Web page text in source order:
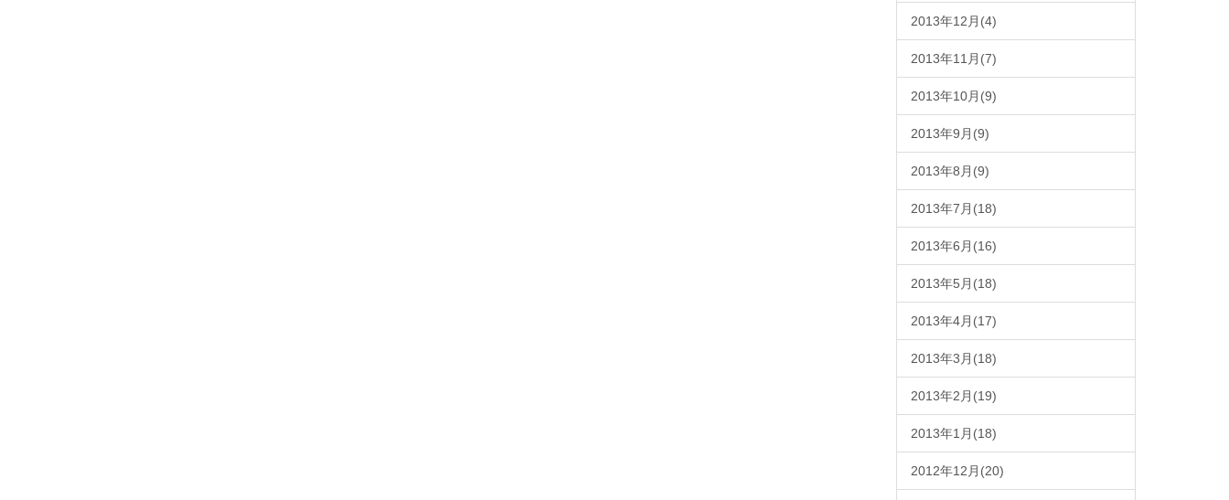
2013年12月(4)
2013年11月(7)
2013年10月(9)
2013年9月(9)
2013年8月(9)
2013年7月(18)
2013年6月(16)
2013年5月(18)
2013年4月(17)
2013年3月(18)
2013年2月(19)
2013年1月(18)
2012年12月(20)